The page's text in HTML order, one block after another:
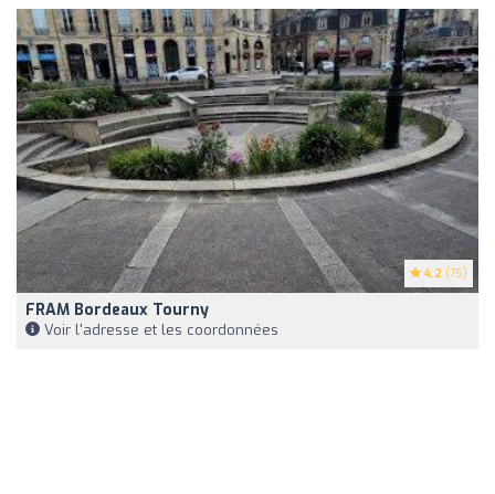
4.2 (75)
FRAM Bordeaux Tourny
Voir l'adresse et les coordonnées